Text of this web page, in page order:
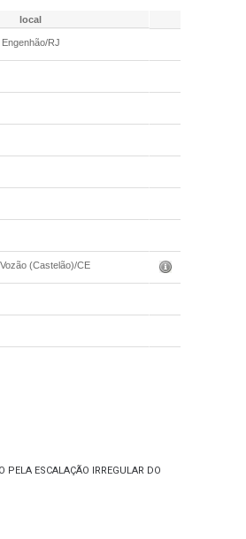
local
Engenhão/RJ
(Castelão)/CE
ESCALAÇÃO IRREGULAR DO